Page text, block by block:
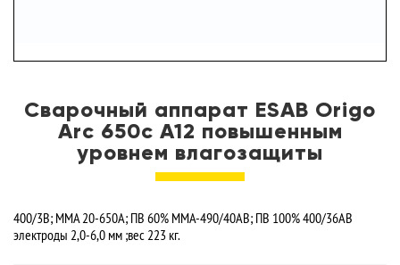
Сварочный аппарат ESAB Origo
Arc 650c A12 повышенным
уровнем влагозащиты
400/3В; ММА 20-650А; ПВ 60% ММА-490/40АB; ПВ 100% 400/36AB
электроды 2,0-6,0 мм ;вес 223 кг.